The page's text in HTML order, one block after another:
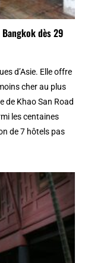
dès 29
d’Asie. Elle offre
cher au plus
de Khao San Road
les centaines
de 7 hôtels pas